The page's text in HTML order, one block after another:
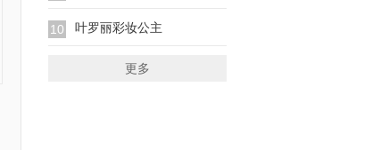
10 叶罗丽彩妆公主
更多